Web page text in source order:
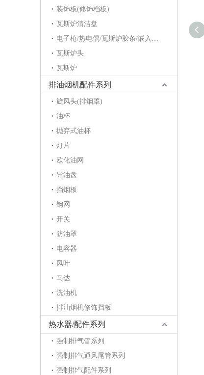
装饰板(修饰档板)
瓦斯炉清洁盘
电子枪/热电偶/瓦斯炉胶条/嵌入炉护角/点火针/电磁阀
瓦斯炉头
瓦斯炉
排油烟机配件系列
旋风头(排烟罩)
油杯
抛弃式油杯
灯片
欧化油网
导油盘
挡烟板
钢网
开关
防油罩
电容器
风叶
马达
洗油机
排油烟机修饰挡板
热水器/配件系列
强制排气管系列
强制排气通风尾管系列
强制排气配件系列